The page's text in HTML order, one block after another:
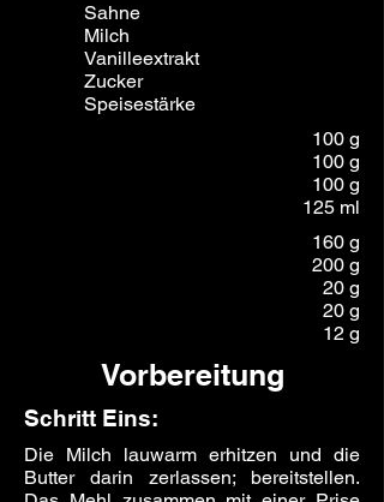
Sahne
Milch
Vanilleextrakt
Zucker
Speisestärke
100 g
100 g
100 g
125 ml
160 g
200 g
20 g
20 g
12 g
Vorbereitung
Schritt Eins:
Die Milch lauwarm erhitzen und die
Butter darin zerlassen; bereitstellen.